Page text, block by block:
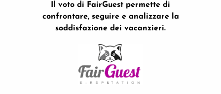
Il voto di FairGuest permette di
confrontare, seguire e analizzare la
soddisfazione dei vacanzieri.